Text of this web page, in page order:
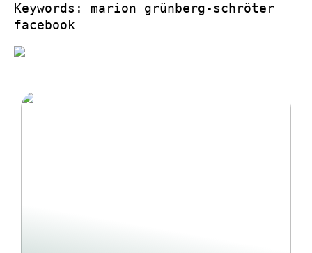
Keywords: marion grünberg-schröter
facebook